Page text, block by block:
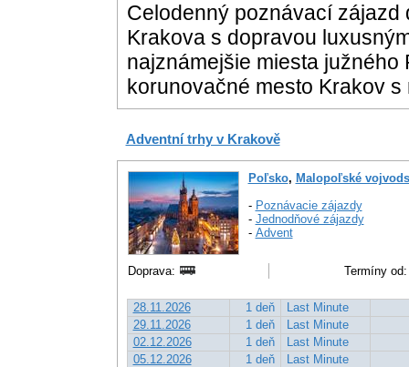
Celodenný poznávací
Krakova s dopravou
najznámejšie miesta
korunovačné mesto Krakov s
Adventní trhy v Krakově
Poľsko, Malopoľské
- Poznávacie zájazdy
- Jednodňové zájazdy
- Advent
Doprava: Termíny
28.11.2026 1 deň
Last Minute
29.11.2026
1 deň
Last Minute
02.12.2026
1 deň
Last Minute
05.12.2026
1 deň
Last Minute